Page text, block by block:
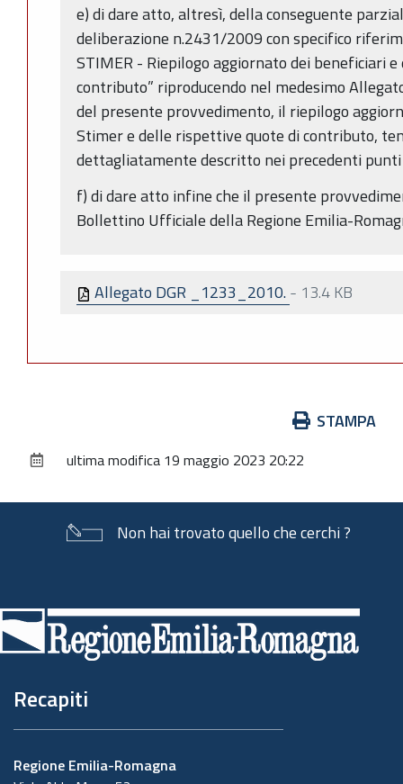
e) di dare atto, altresì, della conseguente
deliberazione n.2431/2009 con specifico
STIMER - Riepilogo aggiornato dei beneficiari
contributo” riproducendo nel medesimo
del presente provvedimento, il riepilogo
Stimer e delle rispettive quote di contributo,
dettagliatamente descritto nei precedenti punti
f) di dare atto infine che il presente
Bollettino Ufficiale della Regione Emilia-
Allegato DGR _1233_2010.- 13.4 KB
documento
STAMPA
ultima modifica 19 maggio 2023 20:22
Non hai trovato quello che cerchi ?
di
pagina
Recapiti
Regione Emilia-Romagna